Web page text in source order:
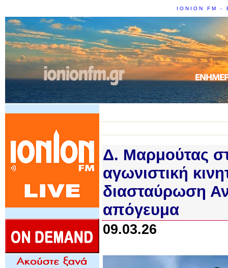
IONION FM -
Δ. Μαρμούτας
αγωνιστική
διασταύρωση
απόγευμα
09.03.26